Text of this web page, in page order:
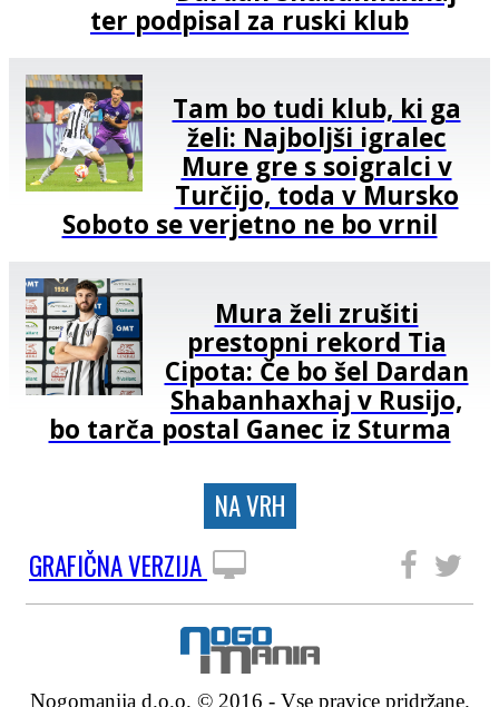
ter podpisal za ruski klub
Tam bo tudi klub, ki ga
želi: Najboljši igralec
Mure gre s soigralci v
Turčijo, toda v Mursko
Soboto se verjetno ne bo vrnil
Mura želi zrušiti
prestopni rekord Tia
Cipota: Če bo šel Dardan
Shabanhaxhaj v Rusijo,
bo tarča postal Ganec iz Sturma
NA VRH
GRAFIČNA VERZIJA
Nogomanija d.o.o. © 2016 - Vse pravice pridržane.